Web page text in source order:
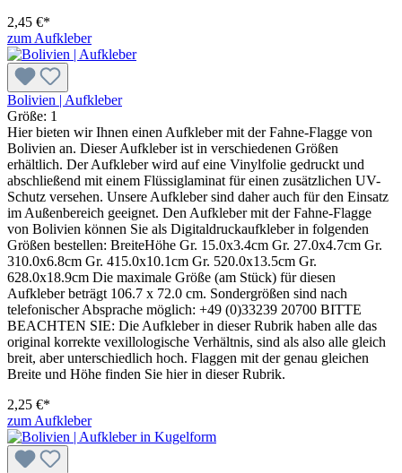
2,45 €*
zum Aufkleber
Bolivien | Aufkleber
Größe: 1
Hier bieten wir Ihnen einen Aufkleber mit der Fahne-Flagge von
Bolivien an. Dieser Aufkleber ist in verschiedenen Größen
erhältlich. Der Aufkleber wird auf eine Vinylfolie gedruckt und
abschließend mit einem Flüssiglaminat für einen zusätzlichen UV-
Schutz versehen. Unsere Aufkleber sind daher auch für den Einsatz
im Außenbereich geeignet. Den Aufkleber mit der Fahne-Flagge
von Bolivien können Sie als Digitaldruckaufkleber in folgenden
Größen bestellen: BreiteHöhe Gr. 15.0x3.4cm Gr. 27.0x4.7cm Gr.
310.0x6.8cm Gr. 415.0x10.1cm Gr. 520.0x13.5cm Gr.
628.0x18.9cm Die maximale Größe (am Stück) für diesen
Aufkleber beträgt 106.7 x 72.0 cm. Sondergrößen sind nach
telefonischer Absprache möglich: +49 (0)33239 20700 BITTE
BEACHTEN SIE: Die Aufkleber in dieser Rubrik haben alle das
original korrekte vexillologische Verhältnis, sind als also alle gleich
breit, aber unterschiedlich hoch. Flaggen mit der genau gleichen
Breite und Höhe finden Sie hier in dieser Rubrik.
2,25 €*
zum Aufkleber